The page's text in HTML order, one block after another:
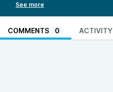
le secrétaire de l’association.
également à développer le
commune.
Penser local : un enjeu de
COMMENTS 0 ACTIVITY